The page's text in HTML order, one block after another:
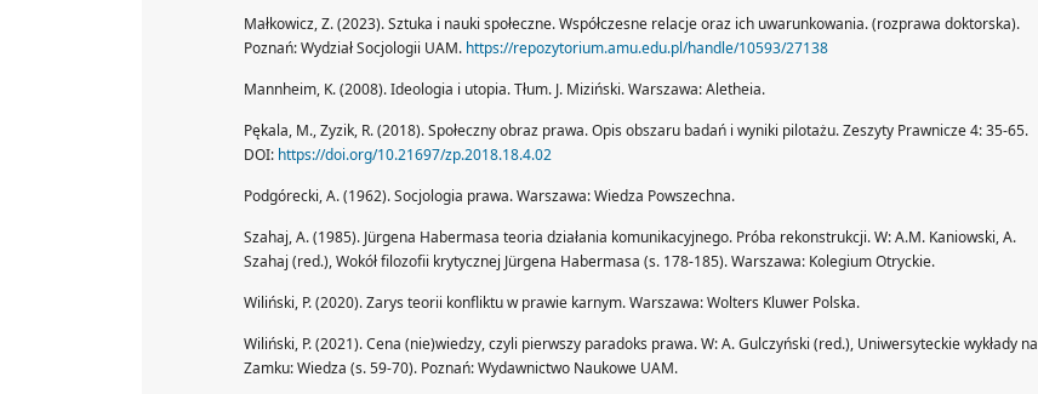
Małkowicz, Z. (2023). Sztuka i nauki społeczne. Współczesne relacje oraz ich uwarunkowania. (rozprawa doktorska).
Poznań: Wydział Socjologii UAM. https://repozytorium.amu.edu.pl/handle/10593/27138
Mannheim, K. (2008). Ideologia i utopia. Tłum. J. Miziński. Warszawa: Aletheia.
Pękala, M., Zyzik, R. (2018). Społeczny obraz prawa. Opis obszaru badań i wyniki pilotażu. Zeszyty Prawnicze 4: 35-65.
DOI: https://doi.org/10.21697/zp.2018.18.4.02
Podgórecki, A. (1962). Socjologia prawa. Warszawa: Wiedza Powszechna.
Szahaj, A. (1985). Jürgena Habermasa teoria działania komunikacyjnego. Próba rekonstrukcji. W: A.M. Kaniowski, A.
Szahaj (red.), Wokół filozofii krytycznej Jürgena Habermasa (s. 178-185). Warszawa: Kolegium Otryckie.
Wiliński, P. (2020). Zarys teorii konfliktu w prawie karnym. Warszawa: Wolters Kluwer Polska.
Wiliński, P. (2021). Cena (nie)wiedzy, czyli pierwszy paradoks prawa. W: A. Gulczyński (red.), Uniwersyteckie wykłady na
Zamku: Wiedza (s. 59-70). Poznań: Wydawnictwo Naukowe UAM.